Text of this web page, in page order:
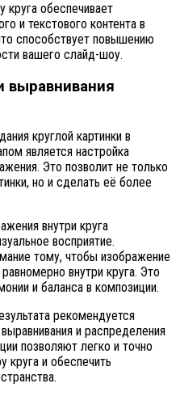
круга обеспечивает
и текстового контента в
способствует повышению
вашего слайд-шоу.
выравнивания
круглой картинки в
является настройка
Это позволит не только
но и сделать её более
внутри круга
восприятие.
тому, чтобы изображение
внутри круга. Это
и баланса в композиции.
рекомендуется
и распределения
позволяют легко и точно
круга и обеспечить